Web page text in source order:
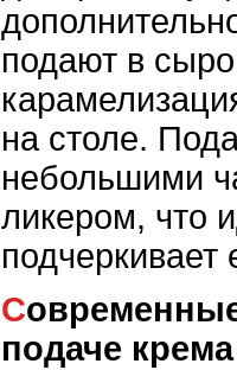
подают в
на столе.
небольшими
ликером, что
подчеркивает
Современные подходы к
подаче